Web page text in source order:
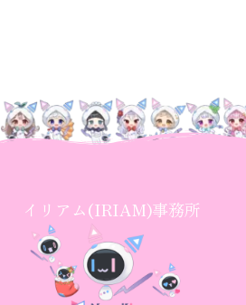
イリアム(IRIAM)事務所